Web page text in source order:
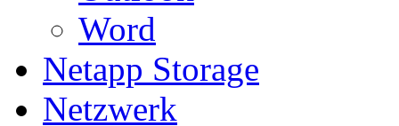
Word
Netapp Storage
Netzwerk